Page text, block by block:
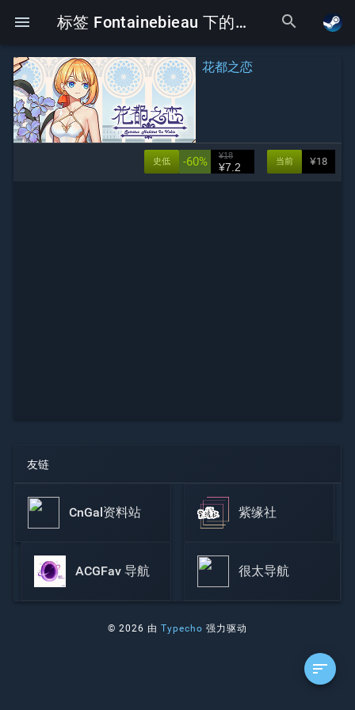
menu 标签 Fontainebieau 下的Galgame search
花都之恋
¥18
当前
-60% ¥18
¥7.2
史低
友链
CnGal资料站 紫缘社
ACGFav 导航 很太导航
© 2026 由Typecho 强力驱动
sort